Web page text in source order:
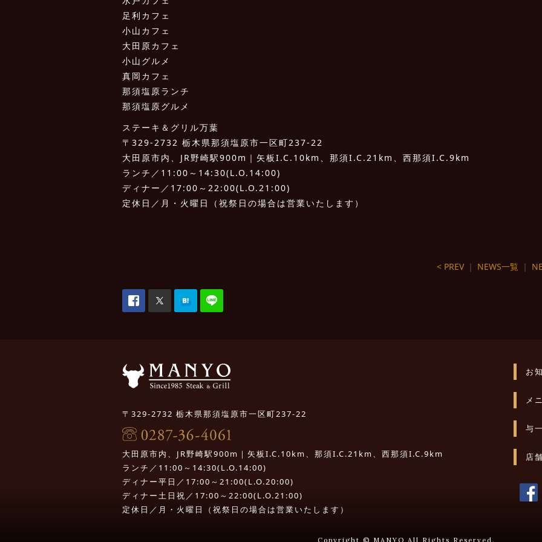
足利カフェ
小山カフェ
大田原カフェ
小山グルメ
真岡カフェ
那須塩原ランチ
那須塩原グルメ
ステーキ＆グリル万葉
〒329-2732 栃木県那須塩原市一区町237-22
大田原市内、JR野崎駅900m｜矢板I.C.10km、那須I.C.21km、西那須I.C.9km
ランチ／11:00～14:30(L.O.14:00)
ディナー／17:00～22:00(L.O.21:00)
定休日／月・火曜日（祝祭日の場合は営業いたします）
< PREV｜ NEWS一覧 ｜
〒329-2732 栃木県那須塩原市一区町237-22
大田原市内、JR野崎駅900m｜矢板I.C.10km、那須I.C.21km、西那須I.C.9km
ランチ／11:00～14:30(L.O.14:00)
ディナー平日／17:00～21:00(L.O.20:00)
ディナー土日祝／17:00～22:00(L.O.21:00)
定休日／月・火曜日（祝祭日の場合は営業いたします）
お
メ
与
店